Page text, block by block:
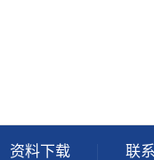
资料下载 联